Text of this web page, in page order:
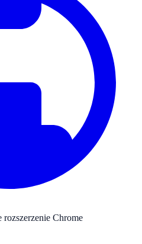
rozszerzenie Chrome